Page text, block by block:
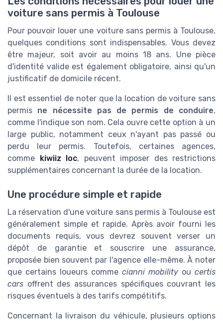
voiture sans permis à Toulouse
Pour pouvoir louer une voiture sans permis à Toulouse,
quelques conditions sont indispensables. Vous devez
être majeur, soit avoir au moins 18 ans. Une pièce
d'identité valide est également obligatoire, ainsi qu'un
justificatif de domicile récent.
Il est essentiel de noter que la location de voiture sans
permis ne nécessite pas de permis de conduire,
comme l'indique son nom. Cela ouvre cette option à un
large public, notamment ceux n'ayant pas passé ou
perdu leur permis. Toutefois, certaines agences,
comme kiwiiz loc, peuvent imposer des restrictions
supplémentaires concernant la durée de la location.
Une procédure simple et rapide
La réservation d'une voiture sans permis à Toulouse est
généralement simple et rapide. Après avoir fourni les
documents requis, vous devrez souvent verser un
dépôt de garantie et souscrire une assurance,
proposée bien souvent par l'agence elle-même. À noter
que certains loueurs comme cianni mobility ou certis
cars offrent des assurances spécifiques couvrant les
risques éventuels à des tarifs compétitifs.
Concernant la livraison du véhicule, plusieurs options